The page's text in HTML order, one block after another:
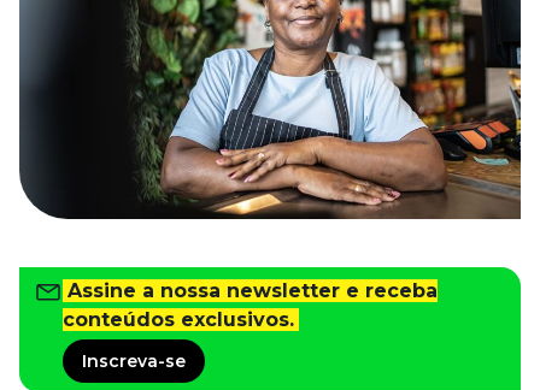
Tudo para facilitar a rotina
Imprensa
VR na Imprensa
Departamento Pessoal
Para simplificar os processos
Gestão de Empresas e Negócios
Eleve os resultados da organização
Assine a nossa newsletter e receba
conteúdos exclusivos.
Inscreva-se